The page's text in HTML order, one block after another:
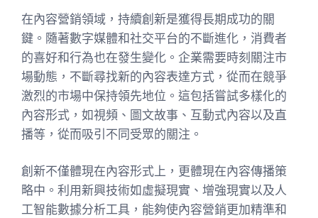
在內容營銷領域，持續創新是獲得長期成功的關
鍵。隨著數字媒體和社交平台的不斷進化，消費者
的喜好和行為也在發生變化。企業需要時刻關注市
場動態，不斷尋找新的內容表達方式，從而在競爭
激烈的市場中保持領先地位。這包括嘗試多樣化的
內容形式，如視頻、圖文故事、互動式內容以及直
播等，從而吸引不同受眾的關注。
創新不僅體現在內容形式上，更體現在內容傳播策
略中。利用新興技術如虛擬現實、增強現實以及人
工智能數據分析工具，能夠使內容營銷更加精準和